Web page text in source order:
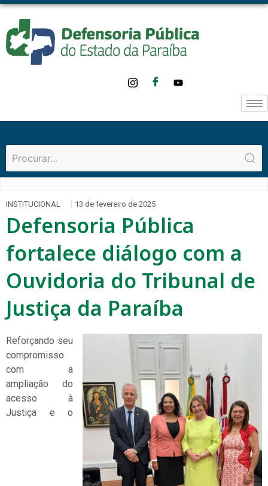
INSTITUCIONAL 13 de fevereiro de 2025
Defensoria Pública
fortalece diálogo com a
Ouvidoria do Tribunal de
Justiça da Paraíba
Reforçando seu
compromisso
com a
ampliação do
acesso à
Justiça e o